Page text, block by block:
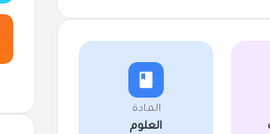
المادة
العلوم